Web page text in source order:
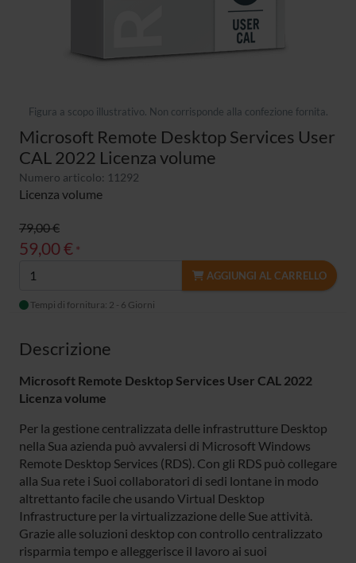
Figura a scopo illustrativo. Non corrisponde alla confezione fornita.
Microsoft Remote Desktop Services User
CAL 2022 Licenza volume
Numero articolo: 11292
Licenza volume
79,00 €
59,00 € *
AGGIUNGI AL CARRELLO
Tempi di fornitura: 2 - 6 Giorni
Descrizione
Microsoft Remote Desktop Services User CAL 2022
Licenza volume
Per la gestione centralizzata delle infrastrutture Desktop
nella Sua azienda può avvalersi di Microsoft Windows
Remote Desktop Services (RDS). Con gli RDS può collegare
alla Sua rete i Suoi collaboratori di sedi lontane in modo
altrettanto facile che usando Virtual Desktop
Infrastructure per la virtualizzazione delle Sue attività.
Grazie alle soluzioni desktop con controllo centralizzato
risparmia tempo e alleggerisce il lavoro ai suoi